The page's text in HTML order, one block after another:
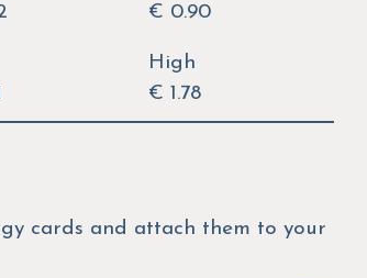
€ 0.90
High
€ 1.78
cards and attach them to your